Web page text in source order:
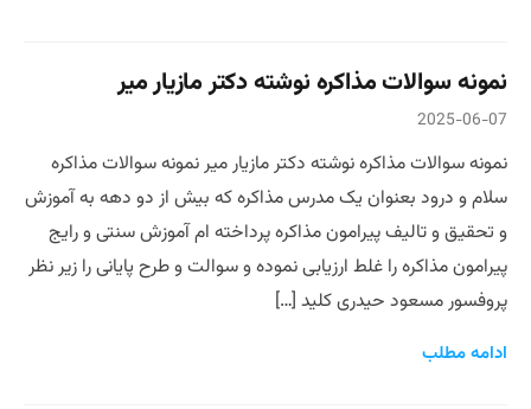
نمونه سوالات مذاکره نوشته دکتر مازیار میر
2025-06-07
نمونه سوالات مذاکره نوشته دکتر مازیار میر نمونه سوالات مذاکره
سلام و درود بعنوان یک مدرس مذاکره که بیش از دو دهه به آموزش
و تحقیق و تالیف پیرامون مذاکره پرداخته ام آموزش سنتی و رایج
پیرامون مذاکره را غلط ارزیابی نموده و سوالت و طرح پایانی را زیر نظر
پروفسور مسعود حیدری کلید […]
ادامه مطلب